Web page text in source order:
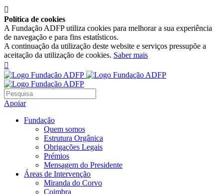

Política de cookies
A Fundação ADFP utiliza cookies para melhorar a sua experiência
de navegação e para fins estatísticos.
A continuação da utilização deste website e serviços pressupõe a
aceitação da utilização de cookies. Saber mais

Apoiar
Fundação
Quem somos
Estrutura Orgânica
Obrigações Legais
Prémios
Mensagem do Presidente
Áreas de Intervenção
Miranda do Corvo
Coimbra